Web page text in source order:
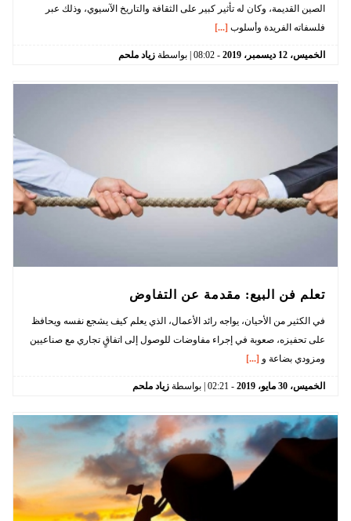
الصين القديمة، وكان له تأثير كبير على الثقافة والتاريخ الآسيوي، وذلك عبر
فلسفاته الفريدة وأسلوب [...]
الخميس، 12 ديسمبر، 2019
-
08:02 | بواسطة زياد ملحم
تعلم فن البيع: مقدمة عن التفاوض
في الكثير من الأحيان، يواجه رائد الأعمال، الذي يعلم كيف يشجع نفسه ويحافظ
على تحفيزه، صعوبة في إجراء مفاوضات للوصول إلى اتفاقٍ تجاري مع صناعيين
ومزودي بضاعة و [...]
الخميس، 30 مايو، 2019
-
02:21 | بواسطة زياد ملحم